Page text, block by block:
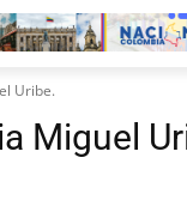
Uribe.
Miguel